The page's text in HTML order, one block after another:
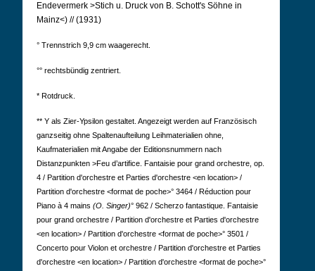
Endevermerk >Stich u. Druck von B. Schott's Söhne in
Mainz<) // (1931)
° Trennstrich 9,9 cm waagerecht.
°° rechtsbündig zentriert.
* Rotdruck.
** Y als Zier-Ypsilon gestaltet. Angezeigt werden auf Französisch
ganzseitig ohne Spaltenaufteilung Leihmaterialien ohne,
Kaufmaterialien mit Angabe der Editionsnummern nach
Distanzpunkten >Feu d’artifice. Fantaisie pour grand orchestre, op.
4 / Partition d'orchestre et Parties d'orchestre <en location> /
Partition d'orchestre <format de poche>° 3464 / Réduction pour
Piano à 4 mains (O. Singer)° 962 / Scherzo fantastique. Fantaisie
pour grand orchestre / Partition d'orchestre et Parties d'orchestre
<en location> / Partition d'orchestre <format de poche>° 3501 /
Concerto pour Violon et orchestre / Partition d'orchestre et Parties
d'orchestre <en location> / Partition d'orchestre <format de poche>°